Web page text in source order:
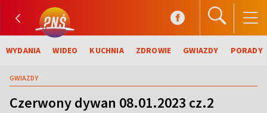
WYDANIA WIDEO KUCHNIA ZDROWIE GWIAZDY PORADY
GWIAZDY
Czerwony dywan 08.01.2023 cz.2